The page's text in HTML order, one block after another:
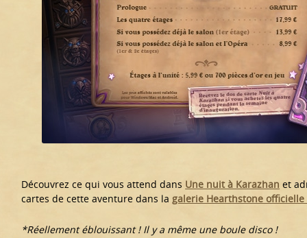
Découvrez ce qui vous attend dans Une nuit à Karazhan et
cartes de cette aventure dans la galerie Hearthstone officielle
*Réellement éblouissant ! Il y a même une boule disco !